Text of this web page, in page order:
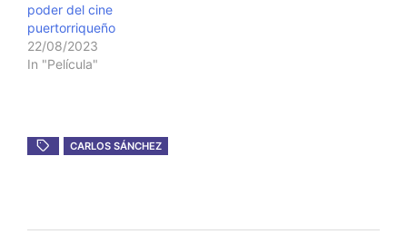
poder del cine
puertorriqueño
22/08/2023
In "Película"
CARLOS SÁNCHEZ